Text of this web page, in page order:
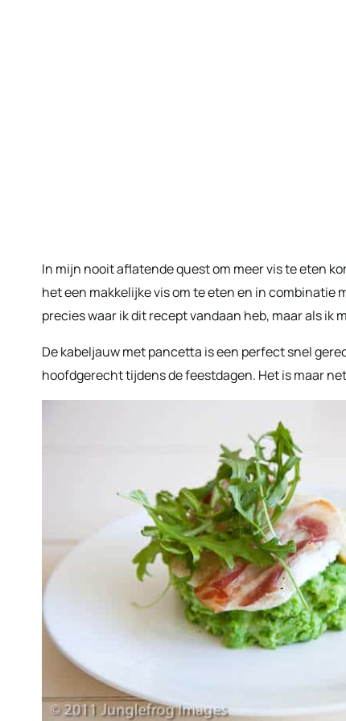
In mijn nooit aflatende quest om meer vis te eten
het een makkelijke vis om te eten en in
precies waar ik dit recept vandaan heb, maar als ik
De kabeljauw met pancetta is een perfect snel
hoofdgerecht tijdens de feestdagen. Het is maar